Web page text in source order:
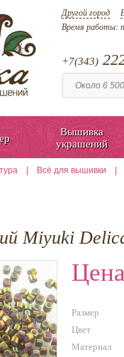
Другой город
Время работы:
+7(343)
Вышивка
украшений
Всё для вышивки
Miyuki
Размер
Цвет
Материал